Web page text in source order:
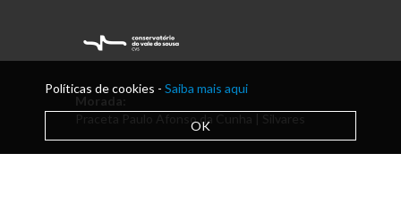
Morada:
Praceta Paulo Afonso da Cunha | Silvares
Políticas de cookies - Saiba mais aqui
OK